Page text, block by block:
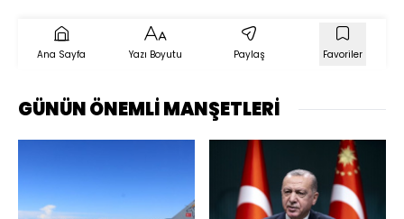
Ana Sayfa Yazı Boyutu Paylaş Favoriler
GÜNÜN ÖNEMLİ MANŞETLERİ